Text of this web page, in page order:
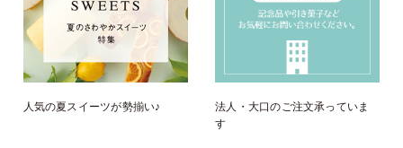
人気の夏スイーツが勢揃い♪
法人・大口のご注文承っていま
す